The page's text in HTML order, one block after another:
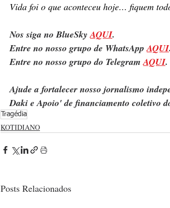
Vida foi o que aconteceu hoje… fiquem
Nos siga no BlueSky AQUI.
Entre no nosso grupo de WhatsApp AQUI.
Entre no nosso grupo do Telegram AQUI.
Ajude a fortalecer nosso jornalismo
Daki e Apoio' de financiamento coletivo
Tragédia
KOTIDIANO
Posts Relacionados